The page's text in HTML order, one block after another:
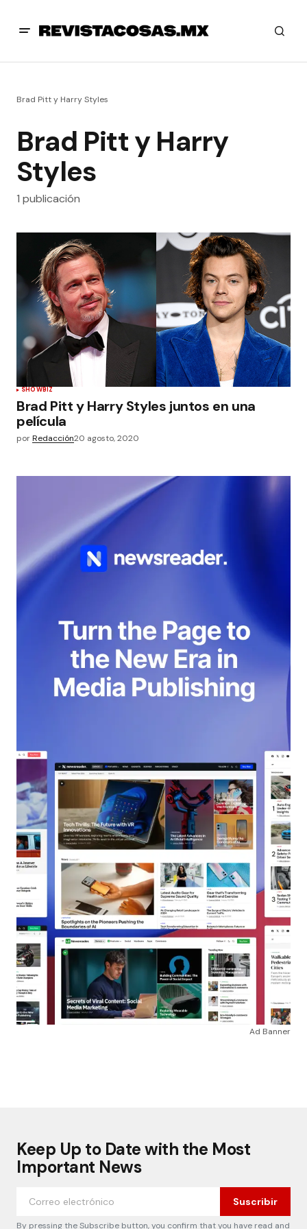
Brad Pitt y Harry Styles
Brad Pitt y Harry
Styles
1 publicación
SHOWBIZ
Brad Pitt y Harry Styles juntos en una
película
porRedacción20 agosto, 2020
Ad Banner
Keep Up to Date with the Most
Important News
Suscribir
By pressing the Subscribe button, you confirm that you have read and